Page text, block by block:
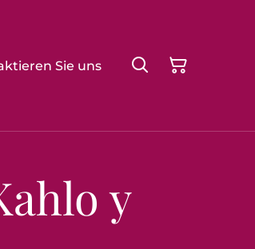
Sie uns
y